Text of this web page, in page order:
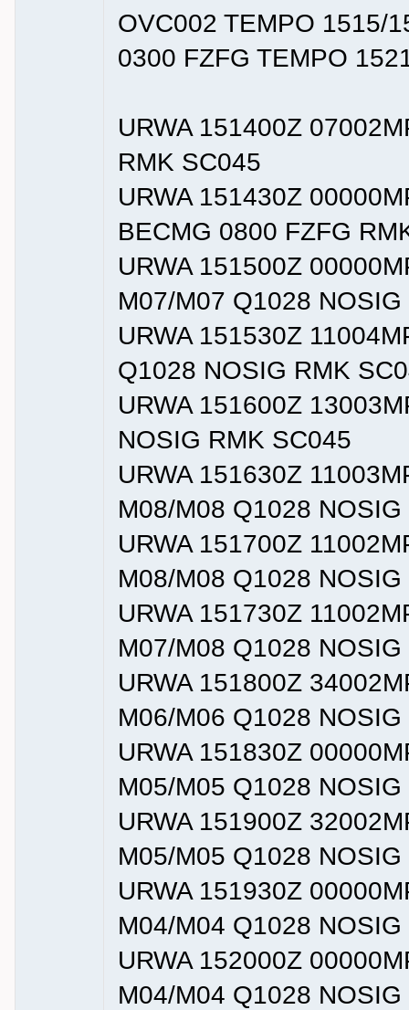
OVC002 TEMPO 1515/
0300 FZFG TEMPO
URWA 151400Z
RMK SC045
URWA 151430Z
BECMG 0800 FZFG
URWA 151500Z
M07/M07 Q1028
URWA 151530Z
Q1028 NOSIG RMK
URWA 151600Z
NOSIG RMK SC045
URWA 151630Z
M08/M08 Q1028
URWA 151700Z
M08/M08 Q1028
URWA 151730Z
M07/M08 Q1028
URWA 151800Z
M06/M06 Q1028
URWA 151830Z
M05/M05 Q1028
URWA 151900Z
M05/M05 Q1028
URWA 151930Z
M04/M04 Q1028
URWA 152000Z
M04/M04 Q1028